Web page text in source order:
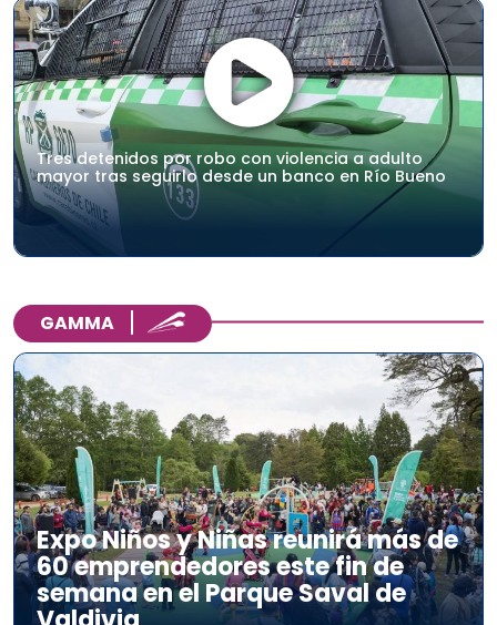
Tres detenidos por robo con violencia a adulto
mayor tras seguirlo desde un banco en Río Bueno
GAMMA
Expo Niños y Niñas reunirá más de
60 emprendedores este fin de
semana en el Parque Saval de